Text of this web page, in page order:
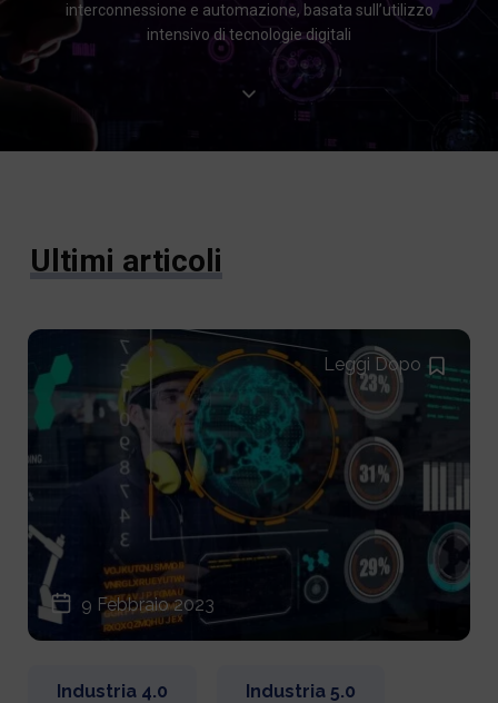
interconnessione e automazione, basata sull’utilizzo
intensivo di tecnologie digitali
Ultimi articoli
Leggi Dopo
9 Febbraio 2023
Industria 4.0 Industria 5.0